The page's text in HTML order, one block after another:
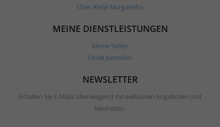
Über Ateljé Margaretha
MEINE DIENSTLEISTUNGEN
Meine Seiten
Direkt bestellen
NEWSLETTER
Erhalten Sie E-Mails überwiegend mit exklusiven Angeboten und
Neuheiten.